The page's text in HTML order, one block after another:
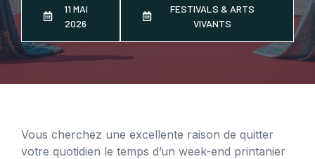
11 MAI
2026
FESTIVALS & ARTS
VIVANTS
Vous cherchez une excellente raison de quitter
votre quotidien le temps d’un week-end printanier